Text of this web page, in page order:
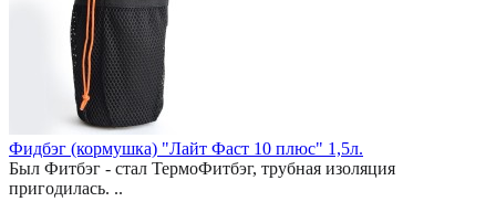
Фидбэг (кормушка) "Лайт Фаст 10 плюс" 1,5л.
Был Фитбэг - стал ТермоФитбэг, трубная изоляция
пригодилась. ..